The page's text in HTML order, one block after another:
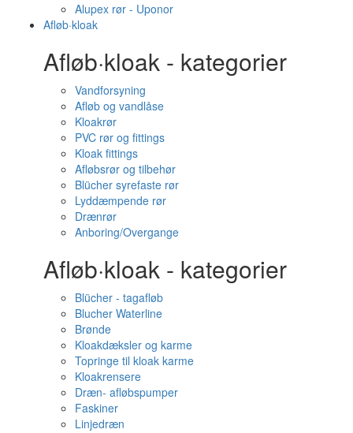
Alupex rør - Uponor
Afløb·kloak
Afløb·kloak - kategorier
Vandforsyning
Afløb og vandlåse
Kloakrør
PVC rør og fittings
Kloak fittings
Afløbsrør og tilbehør
Blücher syrefaste rør
Lyddæmpende rør
Drænrør
Anboring/Overgange
Afløb·kloak - kategorier
Blücher - tagafløb
Blucher Waterline
Brønde
Kloakdæksler og karme
Topringe til kloak karme
Kloakrensere
Dræn- afløbspumper
Faskiner
Linjedræn